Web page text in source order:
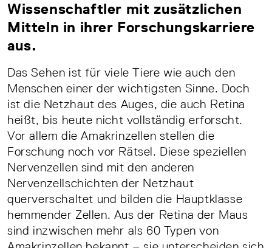
Wissenschaftler mit zusätzlichen
Mitteln in ihrer Forschungskarriere
aus.
Das Sehen ist für viele Tiere wie auch den
Menschen einer der wichtigsten Sinne. Doch
ist die Netzhaut des Auges, die auch Retina
heißt, bis heute nicht vollständig erforscht.
Vor allem die Amakrinzellen stellen die
Forschung noch vor Rätsel. Diese speziellen
Nervenzellen sind mit den anderen
Nervenzellschichten der Netzhaut
querverschaltet und bilden die Hauptklasse
hemmender Zellen. Aus der Retina der Maus
sind inzwischen mehr als 60 Typen von